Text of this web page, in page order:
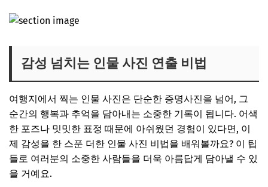
감성 넘치는 인물 사진 연출 비법
여행지에서 찍는 인물 사진은 단순한 증명사진을 넘어, 그
순간의 행복과 추억을 담아내는 소중한 기록이 됩니다. 어색
한 포즈나 밋밋한 표정 때문에 아쉬웠던 경험이 있다면, 이
제 감성을 한 스푼 더한 인물 사진 비법을 배워볼까요? 이 팁
들로 여러분의 소중한 사람들을 더욱 아름답게 담아낼 수 있
을 거예요.